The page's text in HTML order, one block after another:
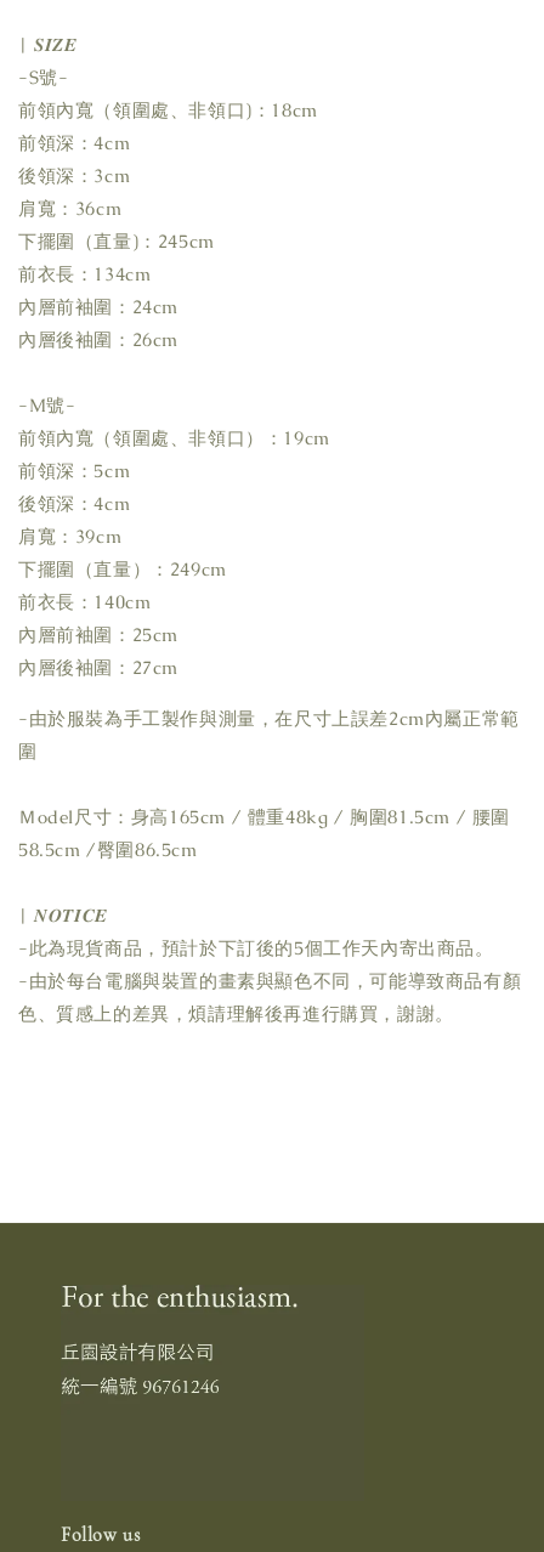
| 𝑺𝑰𝒁𝑬
-S號-
前領內寬（領圍處、非領口)：18cm
前領深：4cm
後領深：3cm
肩寬：36cm
下擺圍（直量)：245cm
前衣長：134cm
內層前袖圍：24cm
內層後袖圍：26cm
-M號-
前領內寬（領圍處、非領口）：19cm
前領深：5cm
後領深：4cm
肩寬：39cm
下擺圍（直量）：249cm
前衣長：140cm
內層前袖圍：25cm
內層後袖圍：27cm
-由於服裝為手工製作與測量，在尺寸上誤差2cm內屬正常範
圍
Ｍodel尺寸：身高165cm / 體重48kg / 胸圍81.5cm / 腰圍
58.5cm /臀圍86.5cm
| 𝑵𝑶𝑻𝑰𝑪𝑬
-此為現貨商品，預計於下訂後的5個工作天內寄出商品。
-由於每台電腦與裝置的畫素與顯色不同，可能導致商品有顏
色、質感上的差異，煩請理解後再進行購買，謝謝。
Follow us